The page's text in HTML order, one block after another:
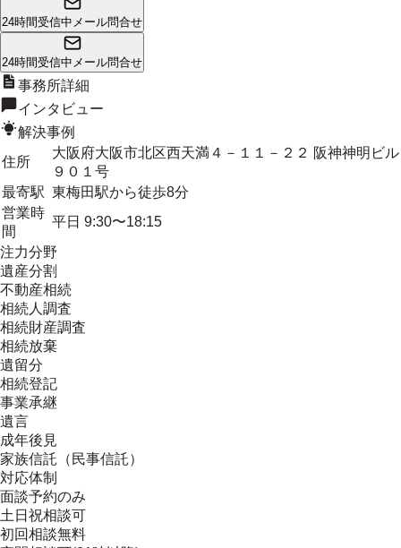
24時間受信中 メール問合せ
24時間受信中 メール問合せ
事務所詳細
インタビュー
解決事例
住所
大阪府大阪市北区西天満４－１１－２２ 阪神神明ビル
９０１号
最寄駅 東梅田駅から徒歩8分
営業時
間
平日 9:30〜18:15
注力分野
遺産分割
不動産相続
相続人調査
相続財産調査
相続放棄
遺留分
相続登記
事業承継
遺言
成年後見
家族信託（民事信託）
対応体制
面談予約のみ
土日祝相談可
初回相談無料